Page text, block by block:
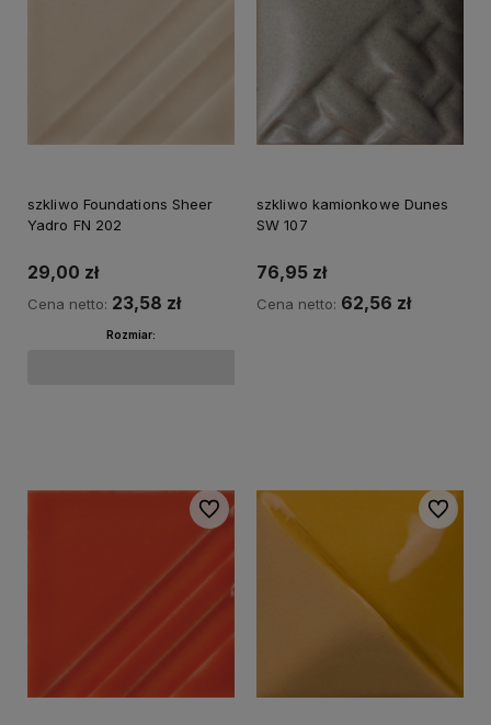
szkliwo Foundations Sheer
Yadro FN 202
29,00 zł
Cena netto: 23,58 zł
Rozmiar:
szkliwo kamionkowe Dunes
SW 107
76,95 zł
Cena netto: 62,56 zł
Do ulubionych Do